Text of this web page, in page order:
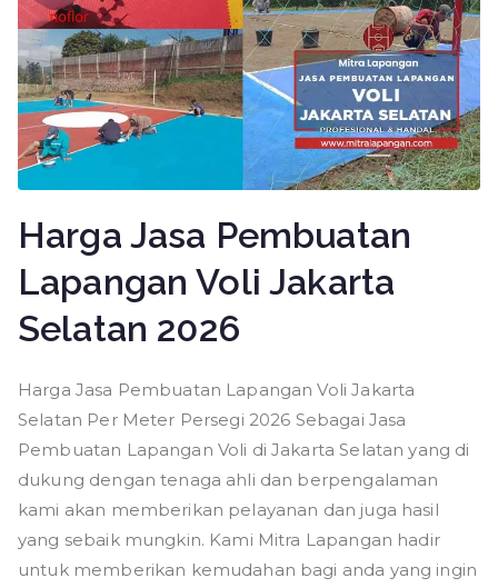
Harga Jasa Pembuatan
Lapangan Voli Jakarta
Selatan 2026
Harga Jasa Pembuatan Lapangan Voli Jakarta
Selatan Per Meter Persegi 2026 Sebagai Jasa
Pembuatan Lapangan Voli di Jakarta Selatan yang di
dukung dengan tenaga ahli dan berpengalaman
kami akan memberikan pelayanan dan juga hasil
yang sebaik mungkin. Kami Mitra Lapangan hadir
untuk memberikan kemudahan bagi anda yang ingin